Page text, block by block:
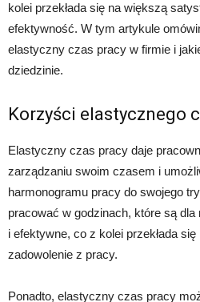
kolei przekłada się na większą
efektywność. W tym artykule
elastyczny czas pracy w firmie i
dziedzinie.
Korzyści elastycznego
Elastyczny czas pracy daje
zarządzaniu swoim czasem i
harmonogramu pracy do swojego
pracować w godzinach, które są
i efektywne, co z kolei przekłada
zadowolenie z pracy.
Ponadto, elastyczny czas pracy